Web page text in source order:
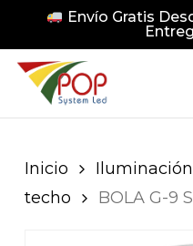
main
content
Envío Gratis
Inicio
techo
BOLA G-9